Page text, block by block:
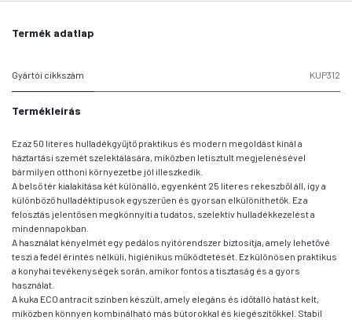
Termék adatlap
Gyártói cikkszám KUP312
Termékleírás
Ez az 50 literes hulladékgyűjtő praktikus és modern megoldást kínál a
háztartási szemét szelektálására, miközben letisztult megjelenésével
bármilyen otthoni környezetbe jól illeszkedik.
A belső tér kialakítása két különálló, egyenként 25 literes rekeszből áll, így a
különböző hulladéktípusok egyszerűen és gyorsan elkülöníthetők. Ez a
felosztás jelentősen megkönnyíti a tudatos, szelektív hulladékkezelést a
mindennapokban.
A használat kényelmét egy pedálos nyitórendszer biztosítja, amely lehetővé
teszi a fedél érintés nélküli, higiénikus működtetését. Ez különösen praktikus
a konyhai tevékenységek során, amikor fontos a tisztaság és a gyors
használat.
A kuka ECO antracit színben készült, amely elegáns és időtálló hatást kelt,
miközben könnyen kombinálható más bútorokkal és kiegészítőkkel. Stabil